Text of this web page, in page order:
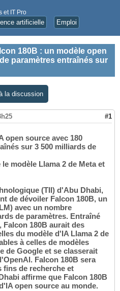
et IT Pro
artificielle Emploi
180B : un modèle open
paramètres entraînés sur
la discussion
#1
open source avec 180
sur 3 500 milliards de
modèle Llama 2 de Meta et
(TII) d'Abu Dhabi,
de dévoiler Falcon 180B, un
avec un nombre
de paramètres. Entraîné
180B aurait des
du modèle d'IA Llama 2 de
à celles de modèles
de Google et se classerait
Falcon 180B sera
fins de recherche et
affirme que Falcon 180B
open source au monde.